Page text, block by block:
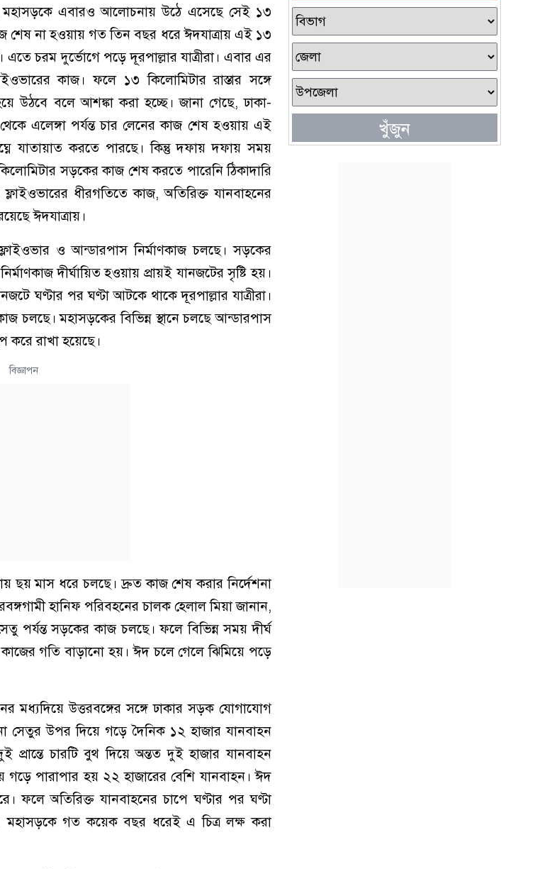
মহাসড়কে এবারও আলোচনায় উঠে এসেছে সেই ১৩
শেষ না হওয়ায় গত তিন বছর ধরে ঈদযাত্রায় এই ১৩
এতে চরম দুর্ভোগে পড়ে দূরপাল্লার যাত্রীরা। এবার এর
কাজ। ফলে ১৩ কিলোমিটার রাস্তার সঙ্গে
উঠবে বলে আশঙ্কা করা হচ্ছে। জানা গেছে, ঢাকা-
এলেঙ্গা পর্যন্ত চার লেনের কাজ শেষ হওয়ায় এই
যাতায়াত করতে পারছে। কিন্তু দফায় দফায় সময়
সড়কের কাজ শেষ করতে পারেনি ঠিকাদারি
ফ্লাইওভারের ধীরগতিতে কাজ, অতিরিক্ত যানবাহনের
ঈদযাত্রায়।
ফ্লাইওভার ও আন্ডারপাস নির্মাণকাজ চলছে। সড়কের
দীর্ঘায়িত হওয়ায় প্রায়ই যানজটের সৃষ্টি হয়।
ঘণ্টার পর ঘণ্টা আটকে থাকে দূরপাল্লার যাত্রীরা।
চলছে। মহাসড়কের বিভিন্ন স্থানে চলছে আন্ডারপাস
করে রাখা হয়েছে।
বিজ্ঞাপন
ছয় মাস ধরে চলছে। দ্রুত কাজ শেষ করার নির্দেশনা
হানিফ পরিবহনের চালক হেলাল মিয়া জানান,
পর্যন্ত সড়কের কাজ চলছে। ফলে বিভিন্ন সময় দীর্ঘ
গতি বাড়ানো হয়। ঈদ চলে গেলে ঝিমিয়ে পড়ে
মধ্যদিয়ে উত্তরবঙ্গের সঙ্গে ঢাকার সড়ক যোগাযোগ
সেতুর উপর দিয়ে গড়ে দৈনিক ১২ হাজার যানবাহন
চারটি বুথ দিয়ে অন্তত দুই হাজার যানবাহন
পারাপার হয় ২২ হাজারের বেশি যানবাহন। ঈদ
ফলে অতিরিক্ত যানবাহনের চাপে ঘণ্টার পর ঘণ্টা
মহাসড়কে গত কয়েক বছর ধরেই এ চিত্র লক্ষ করা
খুঁজুন